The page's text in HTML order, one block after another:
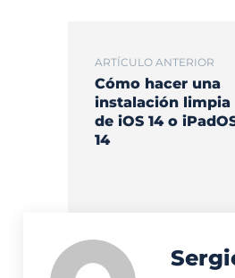
ARTÍCULO ANTERIOR
Cómo hacer una
instalación limpia
de iOS 14 o
14